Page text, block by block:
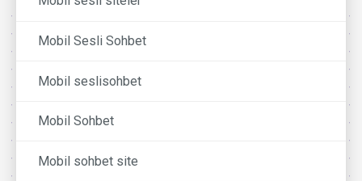
Mobil Sesli Sohbet
Mobil seslisohbet
Mobil Sohbet
Mobil sohbet site